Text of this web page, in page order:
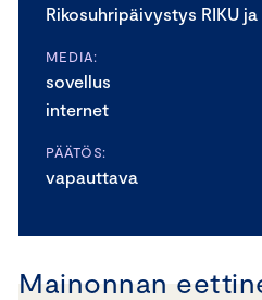
Rikosuhripäivystys RIKU
MEDIA:
sovellus
internet
PÄÄTÖS:
vapauttava
Mainonnan